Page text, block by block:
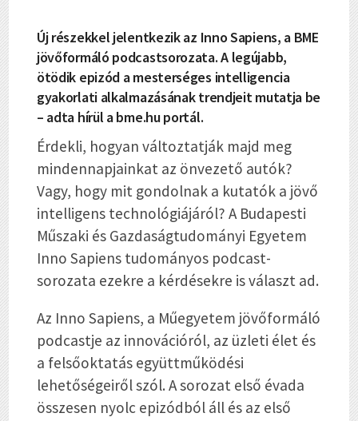
Új részekkel jelentkezik az Inno Sapiens, a BME
jövőformáló podcastsorozata. A legújabb,
ötödik epizód a mesterséges intelligencia
gyakorlati alkalmazásának trendjeit mutatja be
– adta hírül a bme.hu portál.
Érdekli, hogyan változtatják majd meg
mindennapjainkat az önvezető autók?
Vagy, hogy mit gondolnak a kutatók a jövő
intelligens technológiájáról? A Budapesti
Műszaki és Gazdaságtudományi Egyetem
Inno Sapiens tudományos podcast-
sorozata ezekre a kérdésekre is választ ad.
Az Inno Sapiens, a Műegyetem jövőformáló
podcastje az innovációról, az üzleti élet és
a felsőoktatás együttműködési
lehetőségeiről szól. A sorozat első évada
összesen nyolc epizódból áll és az első